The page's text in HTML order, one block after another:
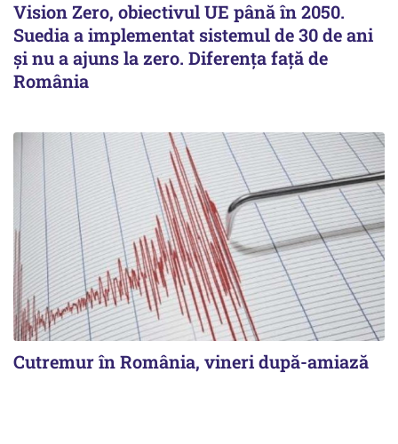
Vision Zero, obiectivul UE până în 2050.
Suedia a implementat sistemul de 30 de ani
şi nu a ajuns la zero. Diferenţa faţă de
România
Cutremur în România, vineri după-amiază